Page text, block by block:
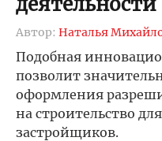
Автор: Наталья
Подобная
позволит
оформления
на строительство
застройщиков.